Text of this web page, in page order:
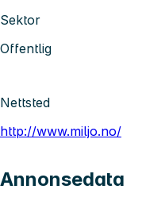
Sektor
Offentlig
Nettsted
http://www.miljo.no/
Annonsedata